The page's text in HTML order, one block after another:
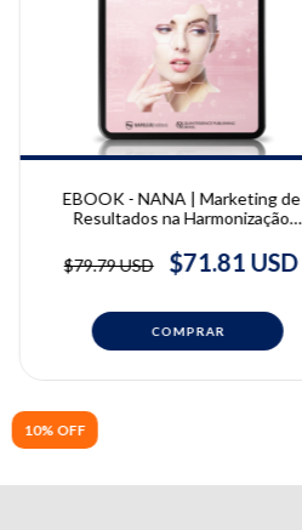
10% OFF
EBOOK - NANA | Marketing de
Resultados na Harmonização
$79.79 USD
$71.81 USD